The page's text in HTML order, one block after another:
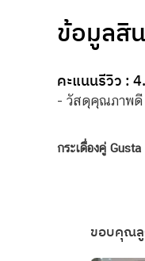
ข้อมูลสิ
คะแนนรีวิว :
- วัสดุคุณภาพดี
กระเดื่องคู่ Gusta
ขอบคุณ